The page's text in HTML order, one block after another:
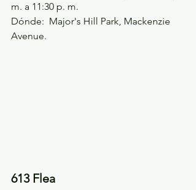
m. a 11:30 p. m.
Dónde:  Major's Hill Park, Mackenzie
Avenue.
613 Flea